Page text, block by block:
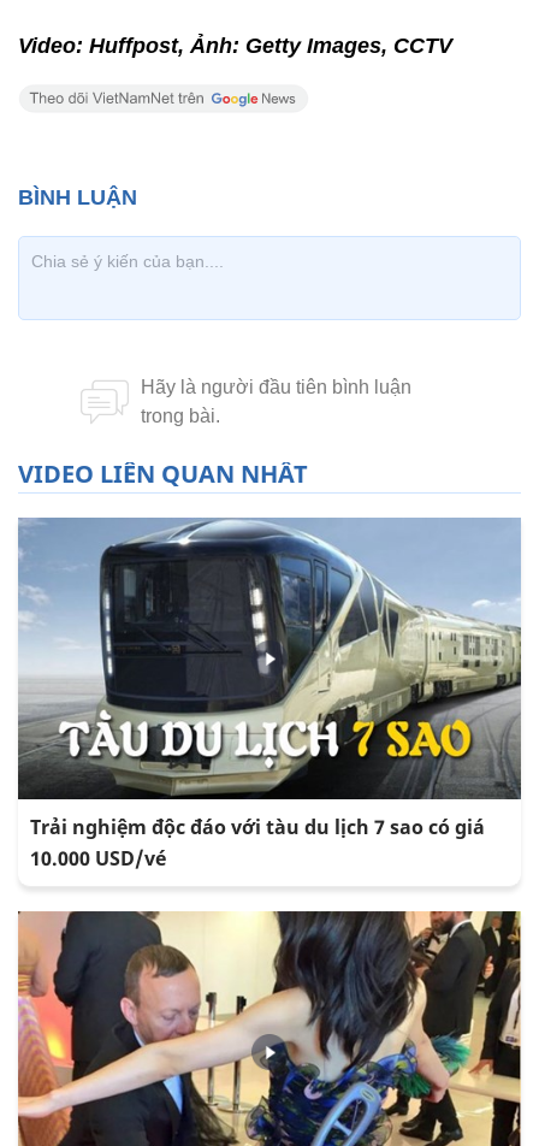
Video: Huffpost, Ảnh: Getty Images, CCTV
VIDEO LIÊN QUAN NHẤT
Trải nghiệm độc đáo với tàu du lịch 7 sao có giá
10.000 USD/vé